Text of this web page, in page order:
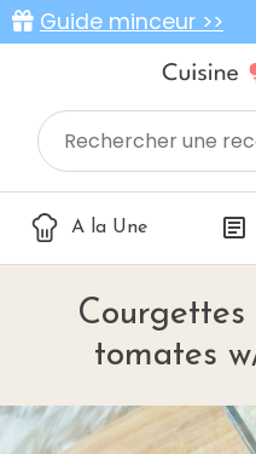
Guide minceur >>
A la Une
Courgettes
tomates